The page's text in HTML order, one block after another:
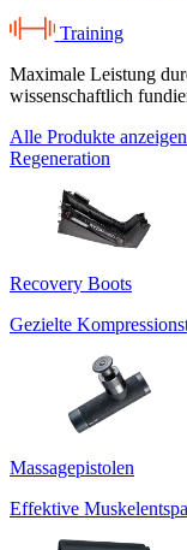
Training
Maximale Leistung
wissenschaftlich
Alle Produkte anzeigen
Regeneration
Recovery Boots
Gezielte
Massagepistolen
Effektive